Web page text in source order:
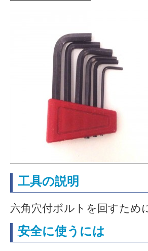
工具の説明
六角穴付ボルトを回すため
安全に使うには